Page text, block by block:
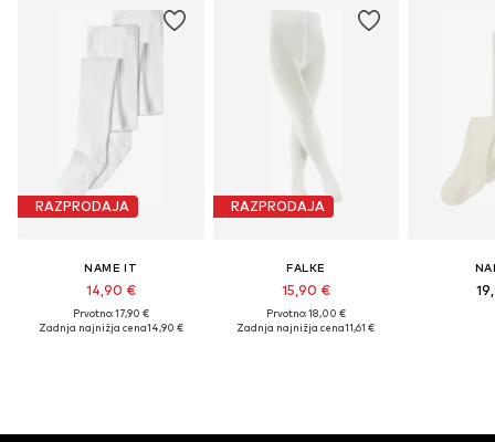
RAZPRODAJA
NAME IT
14,90 €
Prvotno: 17,90 €
Zadnja najnižja cena14,90 €
RAZPRODAJA
FALKE
15,90 €
Prvotno: 18,00 €
Zadnja najnižja cena11,61 €